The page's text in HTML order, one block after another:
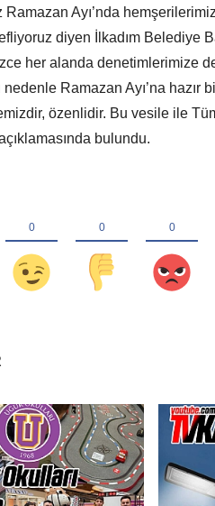
Ramazan Ayı’nda
diyen İlkadım Belediye
her alanda denetimlerimize
nedenle Ramazan Ayı’na
özenlidir. Bu vesile ile
bulundu.